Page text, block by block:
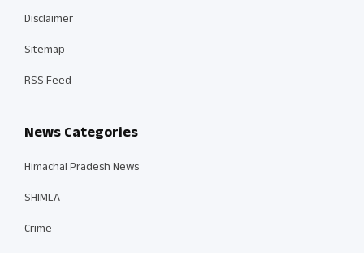
Disclaimer
Sitemap
RSS Feed
News Categories
Himachal Pradesh News
SHIMLA
Crime